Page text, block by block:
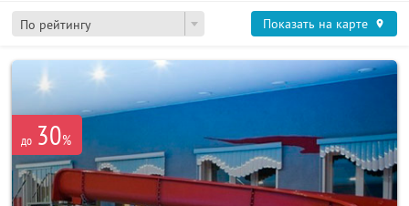
По рейтингу Показать на карте
до 30%